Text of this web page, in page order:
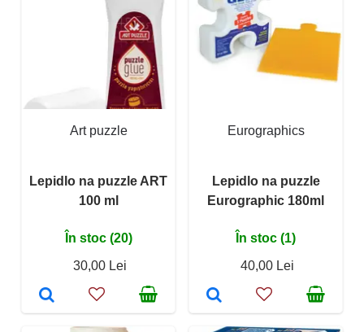
Art puzzle
Lepidlo na puzzle ART
100 ml
În stoc (20)
30,00 Lei
Eurographics
Lepidlo na puzzle
Eurographic 180ml
În stoc (1)
40,00 Lei